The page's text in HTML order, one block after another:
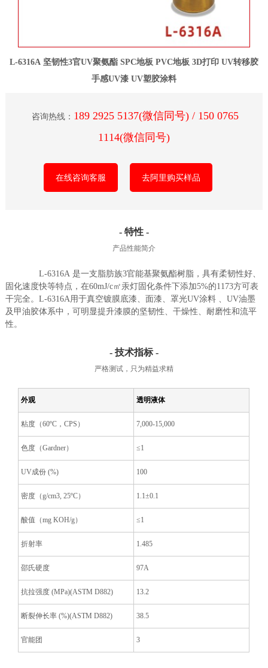
L-6316A 坚韧性3官UV聚氨酯 SPC地板 PVC地板 3D打印 UV转移胶
手感UV漆 UV塑胶涂料
咨询热线： 189 2925 5137(微信同号) / 150 0765
1114(微信同号)
在线咨询客服 去阿里购买样品
- 特性 -
产品性能简介
L-6316A 是一支脂肪族3官能基聚氨酯树脂，具有柔韧性好、
固化速度快等特点，在60mJ/c㎡汞灯固化条件下添加5%的1173方可表
干完全。L-6316A用于真空镀膜底漆、面漆、罩光UV涂料 、UV油墨
及甲油胶体系中，可明显提升漆膜的坚韧性、干燥性、耐磨性和流平
性。
- 技术指标 -
严格测试，只为精益求精
外观 透明液体
粘度（60ºC，CPS） 7,000-15,000
色度（Gardner） ≤1
UV成份 (%) 100
密度（g/cm3 , 25ºC） 1.1±0.1
酸值（mg KOH/g） ≤1
折射率 1.485
邵氏硬度 97A
抗拉强度 (MPa)(ASTM D882) 13.2
断裂伸长率 (%)(ASTM D882) 38.5
官能团 3